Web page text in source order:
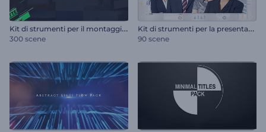
K
it di strumenti per il montaggio video in ambito broadcast
300 scene
K
it di strumenti per la presentazione aziendale
90 scene